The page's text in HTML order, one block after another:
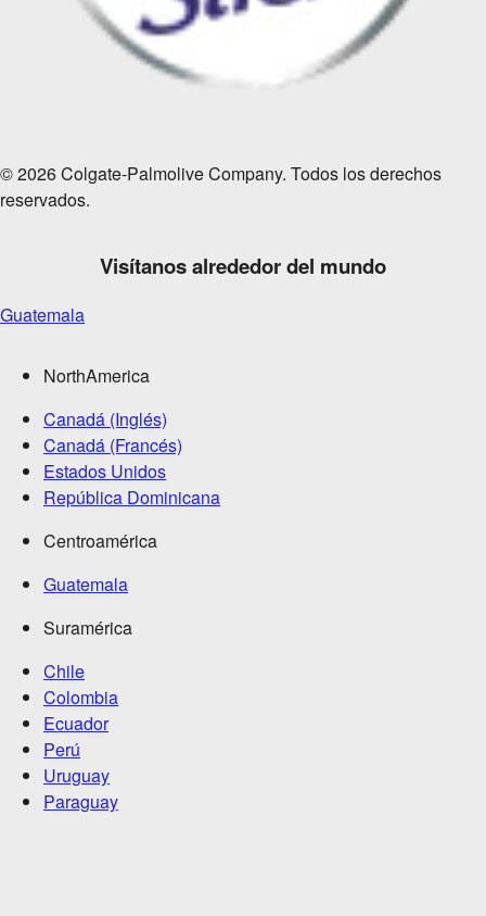
© 2026 Colgate-Palmolive Company. Todos los derechos
reservados.
Visítanos alrededor del mundo
Guatemala
NorthAmerica
Canadá (Inglés)
Canadá (Francés)
Estados Unidos
República Dominicana
Centroamérica
Guatemala
Suramérica
Chile
Colombia
Ecuador
Perú
Uruguay
Paraguay